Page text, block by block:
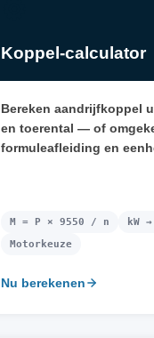
Koppel-calculator
Bereken aandrijfkoppel
en toerental — of
formuleafleiding en
M = P × 9550 / n
kW
Motorkeuze
Nu berekenen